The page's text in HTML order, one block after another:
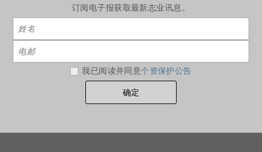
订阅电子报获取最新志业讯息。
我已阅读并同意个资保护公告